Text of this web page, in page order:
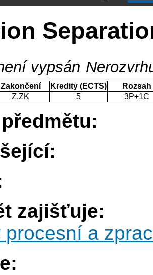
vypsán
Zakončení Kredity (ECTS)
Rozsah
Z,ZK 5 3P+1C
zajišťuje:
procesní a